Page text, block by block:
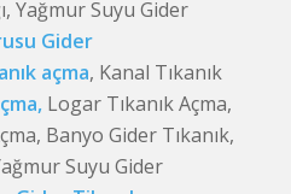
Yağmur Suyu Gider
Gider
açma, Kanal Tıkanık
Logar Tıkanık Açma,
Banyo Gider Tıkanık,
Suyu Gider